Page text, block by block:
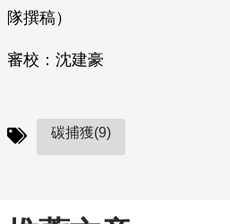
隊撰稿）
審校：沈建豪
碳捕獲(9)